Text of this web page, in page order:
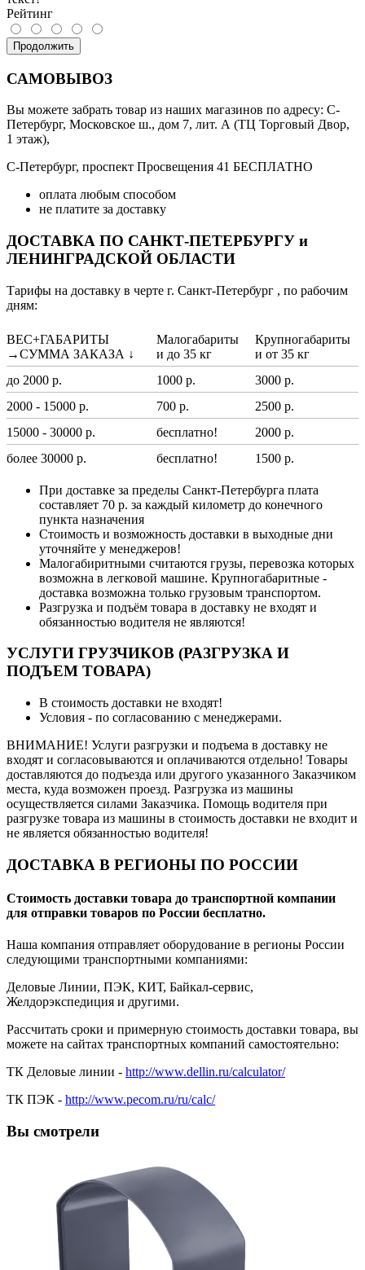
Рейтинг
Продолжить
САМОВЫВОЗ
Вы можете забрать товар из наших магазинов по адресу: С-
Петербург, Московское ш., дом 7, лит. А (ТЦ Торговый Двор,
1 этаж),
С-Петербург, проспект Просвещения 41 БЕСПЛАТНО
оплата любым способом
не платите за доставку
ДОСТАВКА ПО САНКТ-ПЕТЕРБУРГУ и
ЛЕНИНГРАДСКОЙ ОБЛАСТИ
Тарифы на доставку в черте г. Санкт-Петербург , по рабочим
дням:
ВЕС+ГАБАРИТЫ
→СУММА ЗАКАЗА ↓
Малогабариты
и до 35 кг
Крупногабариты
и от 35 кг
до 2000 р.
1000 р.
3000 р.
2000 - 15000 р.
700 р.
2500 р.
15000 - 30000 р.
бесплатно!
2000 р.
более 30000 р.
бесплатно! 1500 р.
При доставке за пределы Санкт-Петербурга плата
составляет 70 р. за каждый километр до конечного
пункта назначения
Стоимость и возможность доставки в выходные дни
уточняйте у менеджеров!
Малогабиритными считаются грузы, перевозка которых
возможна в легковой машине. Крупногабаритные -
доставка возможна только грузовым транспортом.
Разгрузка и подъём товара в доставку не входят и
обязанностью водителя не являются!
УСЛУГИ ГРУЗЧИКОВ (РАЗГРУЗКА И
ПОДЪЕМ ТОВАРА)
В стоимость доставки не входят!
Условия - по согласованию с менеджерами.
ВНИМАНИЕ! Услуги разгрузки и подъема в доставку не
входят и согласовываются и оплачиваются отдельно! Товары
доставляются до подъезда или другого указанного Заказчиком
места, куда возможен проезд. Разгрузка из машины
осуществляется силами Заказчика. Помощь водителя при
разгрузке товара из машины в стоимость доставки не входит и
не является обязанностью водителя!
ДОСТАВКА В РЕГИОНЫ ПО РОССИИ
Стоимость доставки товара до транспортной компании
для отправки товаров по России бесплатно.
Наша компания отправляет оборудование в регионы России
следующими транспортными компаниями:
Деловые Линии, ПЭК, КИТ, Байкал-сервис,
Желдорэкспедиция и другими.
Рассчитать сроки и примерную стоимость доставки товара, вы
можете на сайтах транспортных компаний самостоятельно:
ТК Деловые линии - http://www.dellin.ru/calculator/
ТК ПЭК - http://www.pecom.ru/ru/calc/
Вы смотрели